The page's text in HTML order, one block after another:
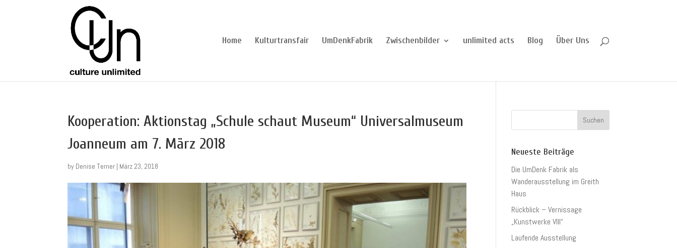
Home Kulturtransfair UmDenkFabrik Zwischenbilder unlimited acts Blog Über Uns
Kooperation: Aktionstag „Schule schaut Museum“ Universalmuseum
Joanneum am 7. März 2018
by Denise Terner | März 23, 2018
Neueste Beiträge
Die UmDenk Fabrik als
Wanderausstellung im Greith
Haus
Rückblick – Vernissage
„Kunstwerke VIII“
Laufende Ausstellung